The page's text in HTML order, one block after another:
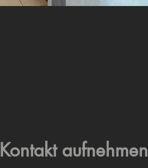
Kontakt aufnehmen